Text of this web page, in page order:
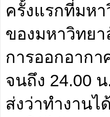
ครั้งแรกที่มหา
ของมหาวิทยา
การออกอาก
จนถึง 24.00
ส่งว่าทำงาน